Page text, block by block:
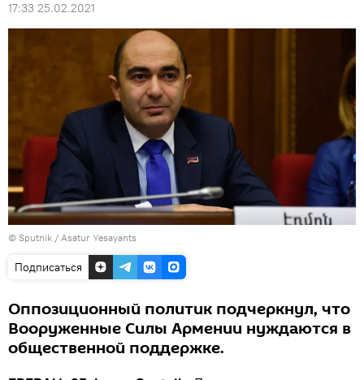
17:33 25.02.2021
© Sputnik / Asatur Yesayants
Подписаться
Оппозиционный политик подчеркнул, что
Вооруженные Силы Армении нуждаются в
общественной поддержке.